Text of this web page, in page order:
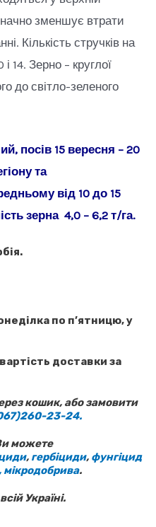
зменшує втрати
Кількість стручків на
14. Зерно – круглої
до світло-зеленого
посів 15 вересня – 20
та
від 10 до 15
зерна 4,0 – 6,2 т/га.
по п’ятницю, у
доставки за
кошик, або замовити
23-24.
можете
, гербіциди, фунгіцид
мікродобрива.
Україні.